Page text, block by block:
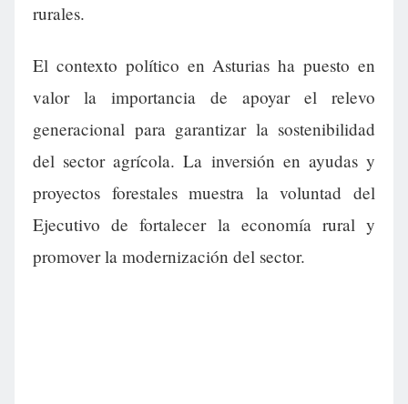
rurales.
El contexto político en Asturias ha puesto en
valor la importancia de apoyar el relevo
generacional para garantizar la sostenibilidad
del sector agrícola. La inversión en ayudas y
proyectos forestales muestra la voluntad del
Ejecutivo de fortalecer la economía rural y
promover la modernización del sector.